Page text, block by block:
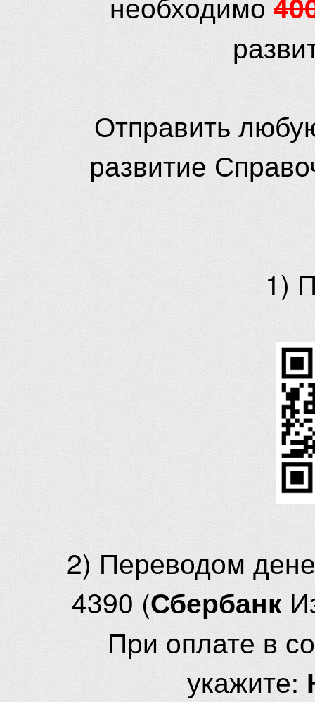
Отправить
развитие
1)
2) Переводом
4390 (Сбербанк
При оплате в
укажите: